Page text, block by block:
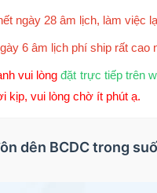
ngày 28 âm lịch, làm việc
6 âm lịch phí ship rất cao
vui lòngđặt trực tiếp trên
kịp, vui lòng chờ ít phút ạ.
dên BCDC trong